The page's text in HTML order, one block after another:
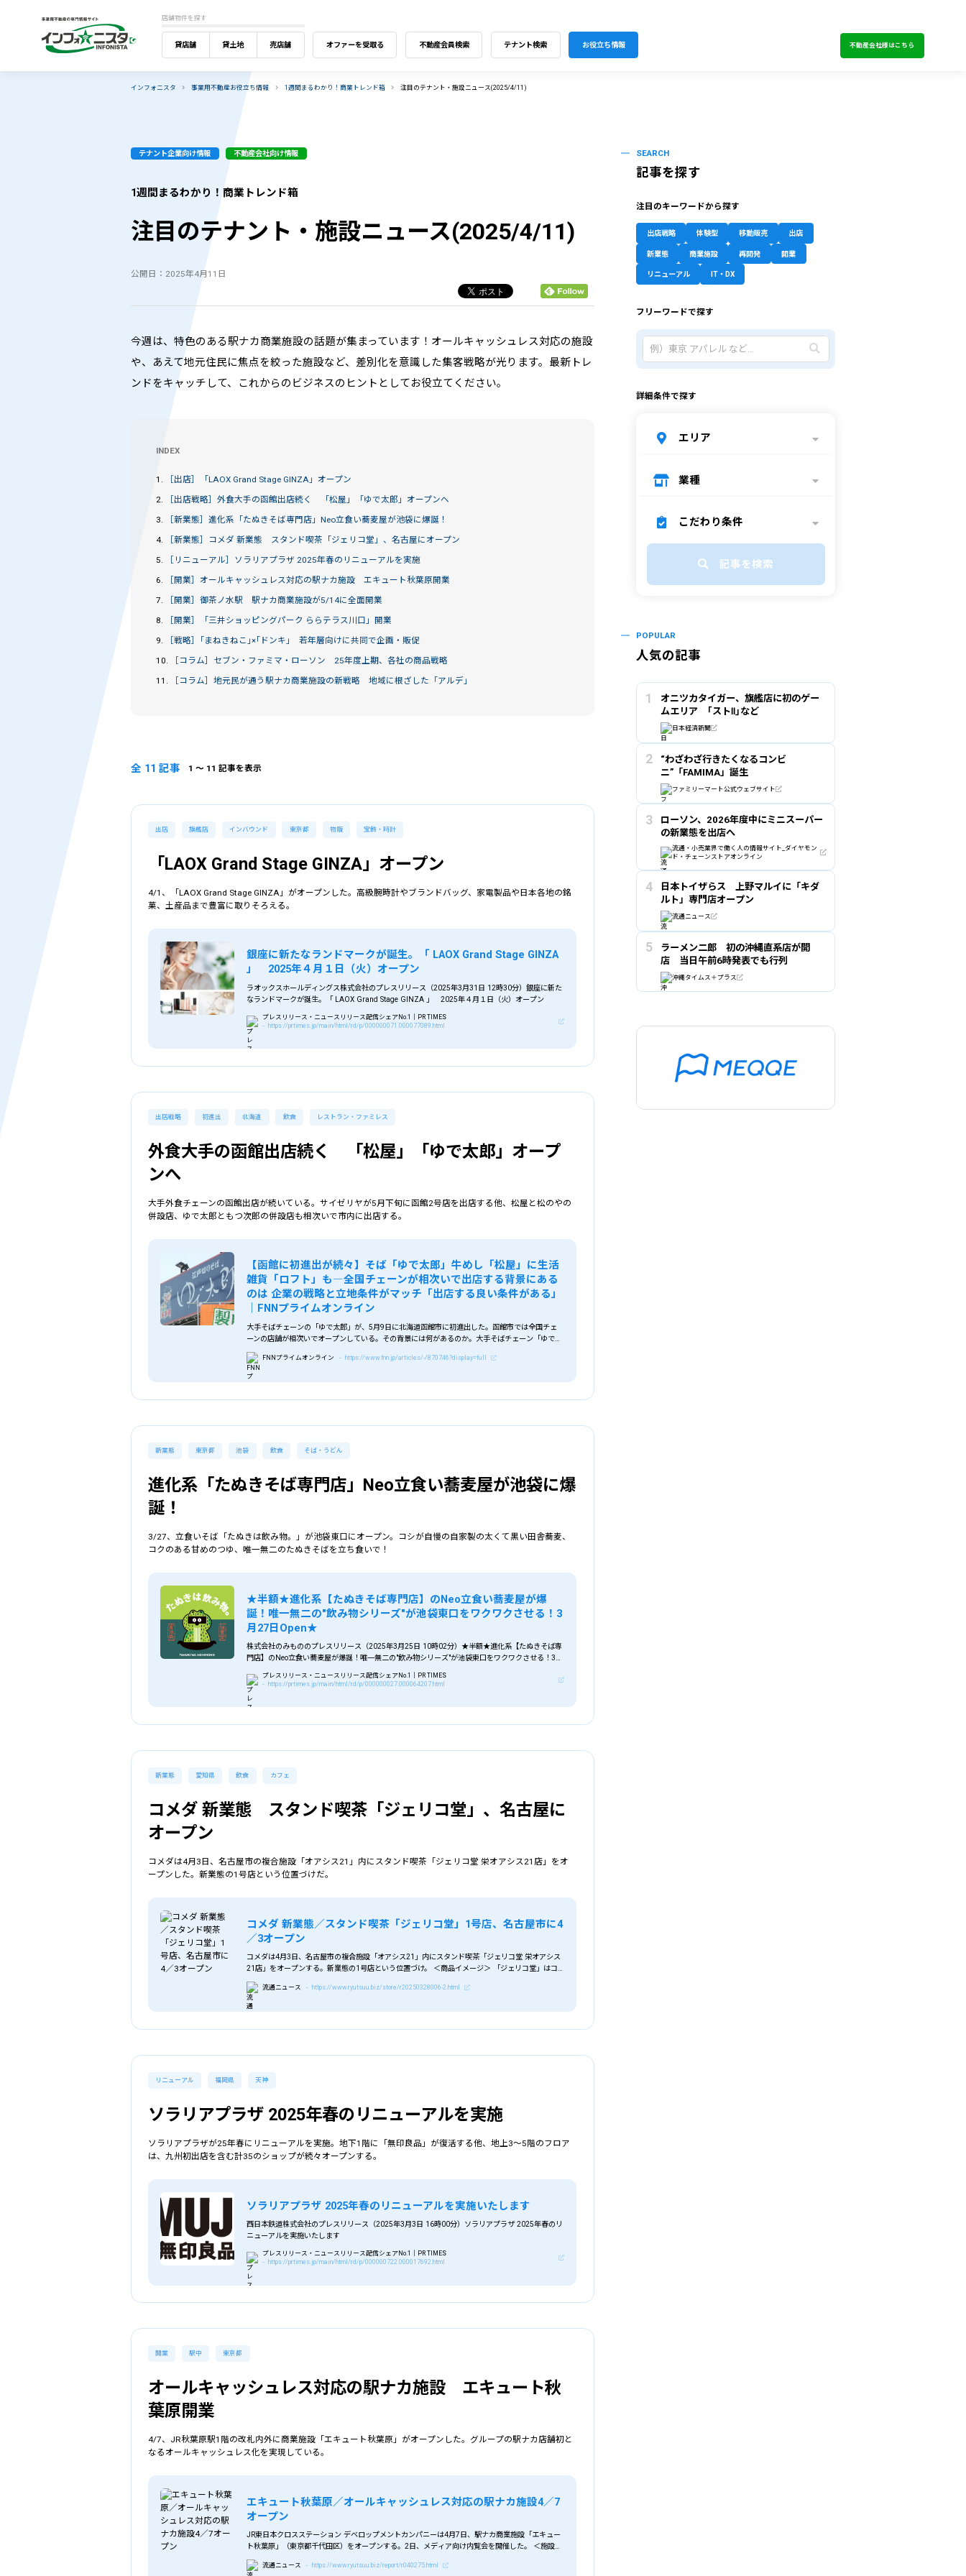
店舗物件を探す
貸店舗 貸土地 売店舗 オファーを受取る 不動産会員検索 テナント検索 お役立ち情報 不動産会社様はこちら
インフォニスタ 事業用不動産お役立ち情報 1週間まるわかり！商業トレンド箱 注目のテナント・施設ニュース(2025/4/11)
テナント企業向け情報 不動産会社向け情報
1週間まるわかり！商業トレンド箱
注目のテナント・施設ニュース(2025/4/11)
公開日：2025年4月11日
今週は、特色のある駅ナカ商業施設の話題が集まっています！オールキャッシュレス対応の施設
や、あえて地元住民に焦点を絞った施設など、差別化を意識した集客戦略が光ります。最新トレ
ンドをキャッチして、これからのビジネスのヒントとしてお役立てください。
INDEX
1. ［出店］
「LAOX Grand Stage GINZA」オープン
2.
［出店戦略］ 外食大手の函館出店続く 「松屋」「ゆで太郎」オープンへ
3.
［新業態］ 進化系「たぬきそば専門店」Neo立食い蕎麦屋が池袋に爆誕！
4.
［新業態］
コメダ 新業態 スタンド喫茶「ジェリコ堂」、名古屋にオープン
5.
［リニューアル］
ソラリアプラザ 2025年春のリニューアルを実施
6.
［開業］
オールキャッシュレス対応の駅ナカ施設 エキュート秋葉原開業
7.
［開業］ 御茶ノ水駅 駅ナカ商業施設が5/14に全面開業
8.
［開業］
「三井ショッピングパーク ららテラス川口」開業
9.
［戦略］
｢まねきねこ｣×｢ドンキ｣ 若年層向けに共同で企画・販促
10.
［コラム］
セブン・ファミマ・ローソン 25年度上期、各社の商品戦略
11.
［コラム］ 地元民が通う駅ナカ商業施設の新戦略 地域に根ざした「アルデ」
全 11 記事 1 〜 11 記事を表示
出店 旗艦店 インバウンド 東京都 物販 宝飾・時計
「LAOX Grand Stage GINZA」オープン
4/1、「LAOX Grand Stage GINZA」がオープンした。高級腕時計やブランドバッグ、家電製品や日本各地の銘
菓、土産品まで豊富に取りそろえる。
銀座に新たなランドマークが誕生。「 LAOX Grand Stage GINZA
」 2025年４月１日（火）オープン
ラオックスホールディングス株式会社のプレスリリース（2025年3月31日 12時30分）銀座に新た
なランドマークが誕生。「 LAOX Grand Stage GINZA 」 2025年４月１日（火）オープン
プレスリリース・ニュースリリース配信シェアNo.1｜PR TIMES
- https://prtimes.jp/main/html/rd/p/000000071.000077089.html
出店戦略 初進出 北海道 飲食 レストラン・ファミレス
外食大手の函館出店続く 「松屋」「ゆで太郎」オープ
ンへ
大手外食チェーンの函館出店が続いている。サイゼリヤが5月下旬に函館2号店を出店する他、松屋と松のやの
併設店、ゆで太郎ともつ次郎の併設店も相次いで市内に出店する。
【函館に初進出が続々】そば「ゆで太郎」牛めし「松屋」に生活
雑貨「ロフト」も―全国チェーンが相次いで出店する背景にある
のは 企業の戦略と立地条件がマッチ「出店する良い条件がある」
｜FNNプライムオンライン
大手そばチェーンの「ゆで太郎」が、5月9日に北海道函館市に初進出した。函館市では全国チェ
ーンの店舗が相次いでオープンしている。その背景には何があるのか。大手そばチェーン「ゆで太
菜かきあげそば」などが人気。「すごくさっぱりしていて、かきあげも大きくておいしい」（函館
市民 20代）「そんなに待ち時間もないし、また来たいと思う」（函館市民 60代）「ゆで太郎」は
26都道府県に226店舗を展開するチェーン店。北海道…
FNNプライムオンライン - https://www.fnn.jp/articles/-/870746?display=full
新業態 東京都 池袋 飲食 そば・うどん
進化系「たぬきそば専門店」Neo立食い蕎麦屋が池袋に爆
誕！
3/27、立食いそば「たぬきは飲み物。」が池袋東口にオープン。コシが自慢の自家製の太くて黒い田舎蕎麦、
コクのある甘めのつゆ、唯一無二のたぬきそばを立ち食いで！
★半額★進化系【たぬきそば専門店】のNeo立食い蕎麦屋が爆
誕！唯一無二の"飲み物シリーズ"が池袋東口をワクワクさせる！3
月27日Open★
株式会社のみもののプレスリリース（2025年3月25日 10時02分）★半額★進化系【たぬきそば専
門店】のNeo立食い蕎麦屋が爆誕！唯一無二の"飲み物シリーズ"が池袋東口をワクワクさせる！3月
プレスリリース・ニュースリリース配信シェアNo.1｜PR TIMES
- https://prtimes.jp/main/html/rd/p/000000027.000064207.html
新業態 愛知県 飲食 カフェ
コメダ 新業態 スタンド喫茶「ジェリコ堂」、名古屋に
オープン
コメダは4月3日、名古屋市の複合施設「オアシス21」内にスタンド喫茶「ジェリコ堂 栄オアシス21店」をオ
ープンした。新業態の1号店という位置づけだ。
コメダ 新業態／スタンド喫茶「ジェリコ堂」1号店、名古屋市に4
／3オープン
コメダは4月3日、名古屋市の複合施設「オアシス21」内にスタンド喫茶「ジェリコ堂 栄オアシス
21店」をオープンする。新業態の1号店という位置づけ。 ＜商品イメージ＞ 「ジェリコ堂」はコ
流通ニュース - https://www.ryutsuu.biz/store/r20250328006-2.html
リニューアル 福岡県 天神
ソラリアプラザ 2025年春のリニューアルを実施
ソラリアプラザが25年春にリニューアルを実施。地下1階に「無印良品」が復活する他、地上3～5階のフロア
は、九州初出店を含む計35のショップが続々オープンする。
ソラリアプラザ 2025年春のリニューアルを実施いたします
西日本鉄道株式会社のプレスリリース（2025年3月3日 16時00分）ソラリアプラザ 2025年春のリ
ニューアルを実施いたします
プレスリリース・ニュースリリース配信シェアNo.1｜PR TIMES
- https://prtimes.jp/main/html/rd/p/000000722.000017692.html
開業 駅中 東京都
オールキャッシュレス対応の駅ナカ施設 エキュート秋
葉原開業
4/7、JR秋葉原駅1階の改札内外に商業施設「エキュート秋葉原」がオープンした。グループの駅ナカ店舗初と
なるオールキャッシュレス化を実現している。
エキュート秋葉原／オールキャッシュレス対応の駅ナカ施設4／7
オープン
JR東日本クロスステーション デベロップメントカンパニーは4月7日、駅ナカ商業施設「エキュー
ト秋葉原」（東京都千代田区）をオープンする。2日、メディア向け内覧会を開催した。 ＜施設内
流通ニュース - https://www.ryutsuu.biz/report/r040275.html
SEARCH
記事を探す
注目のキーワードから探す
出店戦略 体験型 移動販売 出店
新業態 商業施設 再開発 開業
リニューアル IT・DX
フリーワードで探す
詳細条件で探す
エリア
業種
こだわり条件
記事を検索
POPULAR
人気の記事
オニツカタイガー、旗艦店に初のゲー
ムエリア ｢ストⅡ｣など
日本経済新聞
“わざわざ行きたくなるコンビ
ニ”「FAMIMA」誕生
ファミリーマート公式ウェブサイト
ローソン、2026年度中にミニスーパー
の新業態を出店へ
流通・小売業界で働く人の情報サイト_ダイヤモン
ド・チェーンストアオンライン
日本トイザらス 上野マルイに「キダ
ルト」専門店オープン
流通ニュース
ラーメン二郎 初の沖縄直系店が開
店 当日午前6時発表でも行列
沖縄タイムス＋プラス
詳細条件で探す
選択中の条件